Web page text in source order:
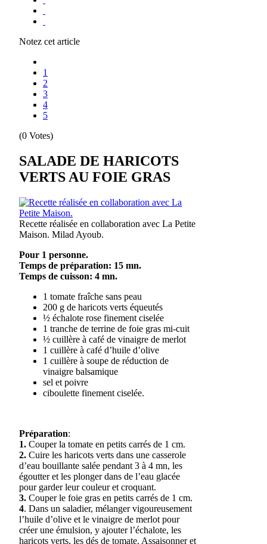
Notez cet article
1
2
3
4
5
(0 Votes)
SALADE DE HARICOTS
VERTS AU FOIE GRAS
Recette réalisée en collaboration avec La Petite
Maison. Milad Ayoub.
Pour 1 personne.
Temps de préparation: 15 mn.
Temps de cuisson: 4 mn.
1 tomate fraîche sans peau
200 g de haricots verts équeutés
½ échalote rose finement ciselée
1 tranche de terrine de foie gras mi-cuit
½ cuillère à café de vinaigre de merlot
1 cuillère à café d’huile d’olive
1 cuillère à soupe de réduction de
vinaigre balsamique
sel et poivre
ciboulette finement ciselée.
Préparation:
1. Couper la tomate en petits carrés de 1 cm.
2. Cuire les haricots verts dans une casserole
d’eau bouillante salée pendant 3 à 4 mn, les
égoutter et les plonger dans de l’eau glacée
pour garder leur couleur et croquant.
3. Couper le foie gras en petits carrés de 1 cm.
4. Dans un saladier, mélanger vigoureusement
l’huile d’olive et le vinaigre de merlot pour
créer une émulsion, y ajouter l’échalote, les
haricots verts, les dés de tomate. Assaisonner et